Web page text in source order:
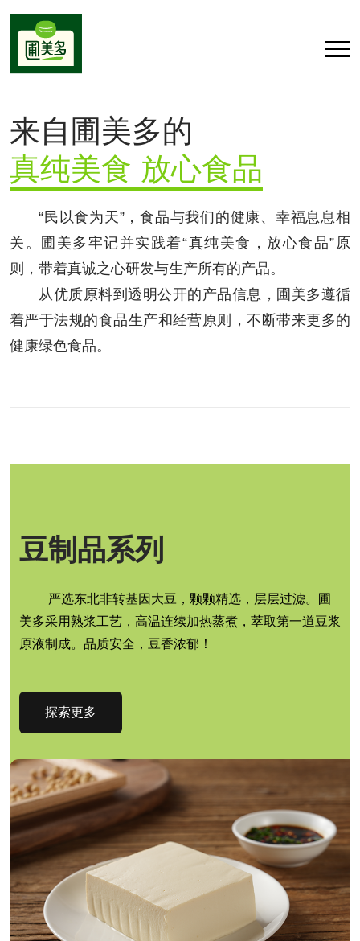
来自圃美多的
真纯美食 放心食品
“民以食为天”，食品与我们的健康、幸福息息相
关。圃美多牢记并实践着“真纯美食，放心食品”原
则，带着真诚之心研发与生产所有的产品。
从优质原料到透明公开的产品信息，圃美多遵循
着严于法规的食品生产和经营原则，不断带来更多的
健康绿色食品。
豆制品系列
严选东北非转基因大豆，颗颗精选，层层过滤。圃
美多采用熟浆工艺，高温连续加热蒸煮，萃取第一道豆浆
原液制成。品质安全，豆香浓郁！
探索更多